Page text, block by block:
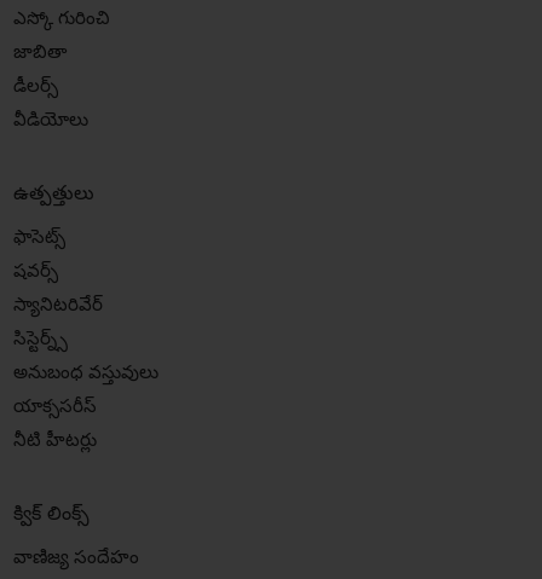
ఎస్కో గురించి
జాబితా
డీలర్స్
వీడియోలు
ఉత్పత్తులు
ఫాసెట్స్
షవర్స్
స్యానిటరివేర్
సిస్టెర్న్స్
అనుబంధ వస్తువులు
యాక్ససరీస్
నీటి హీటర్లు
క్విక్ లింక్స్
వాణిజ్య సందేహం